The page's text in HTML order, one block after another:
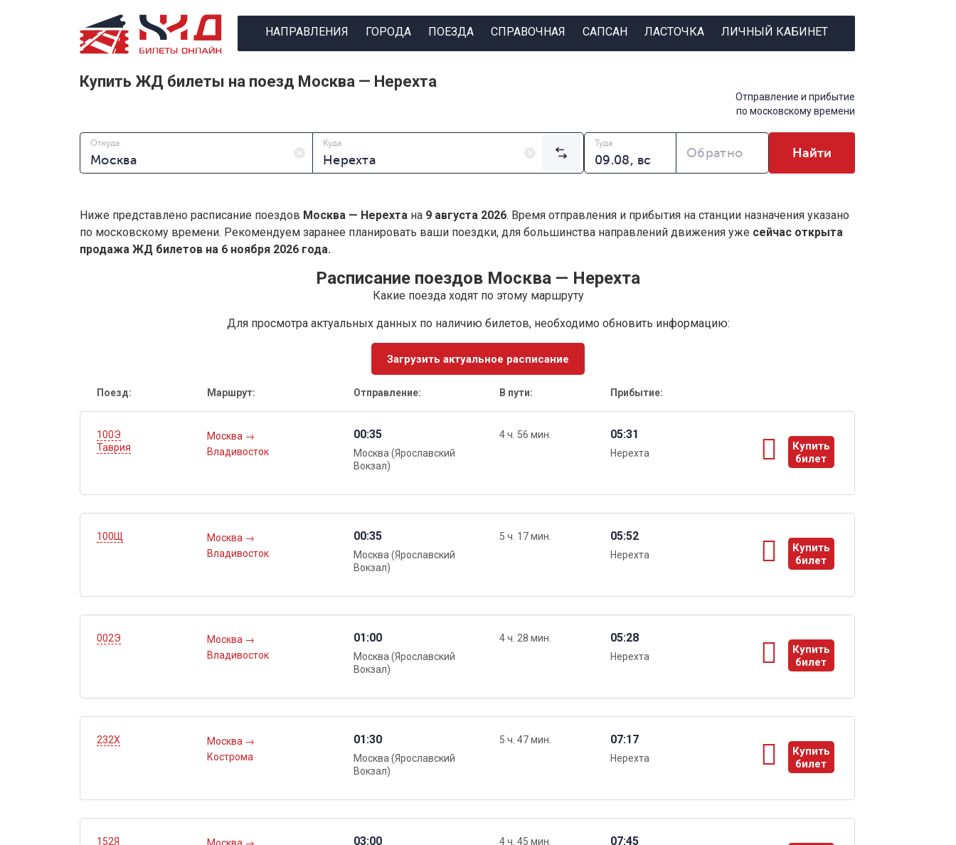
НАПРАВЛЕНИЯ ГОРОДА ПОЕЗДА СПРАВОЧНАЯ САПСАН ЛАСТОЧКА ЛИЧНЫЙ КАБИНЕТ
Купить ЖД билеты на поезд Москва — Нерехта
Отправление и прибытие
по московскому времени
Откуда Куда Туда
Обратно Найти
Ниже представлено расписание поездов Москва — Нерехта на 9 августа 2026. Время отправления и прибытия на станции назначения указано
по московскому времени. Рекомендуем заранее планировать ваши поездки, для большинства направлений движения уже сейчас открыта
продажа ЖД билетов на 6 ноября 2026 года.
Расписание поездов Москва — Нерехта
Какие поезда ходят по этому маршруту
Для просмотра актуальных данных по наличию билетов, необходимо обновить информацию:
Загрузить актуальное расписание
Поезд: Маршрут: Отправление: В пути: Прибытие:
100Э
Таврия
Москва →
Владивосток
00:35
Москва (Ярославский
Вокзал)
4 ч. 56 мин. 05:31
Нерехта
Купить
билет
ы
100Щ Москва →
Владивосток
00:35
Москва (Ярославский
Вокзал)
5 ч. 17 мин. 05:52
Нерехта
Купить
билет
ы
002Э Москва →
Владивосток
01:00
Москва (Ярославский
Вокзал)
4 ч. 28 мин. 05:28
Нерехта
Купить
билет
ы
232Х Москва →
Кострома
01:30
Москва (Ярославский
Вокзал)
5 ч. 47 мин. 07:17
Нерехта
Купить
билет
ы
152Я 03:00 4 ч. 45 мин. 07:45